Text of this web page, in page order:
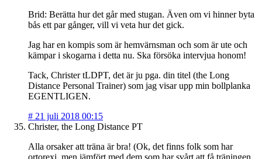
Brid: Berätta hur det går med stugan. Även om vi hinner byta
bås ett par gånger, vill vi veta hur det gick.
Jag har en kompis som är hemvärnsman och som är ute och
kämpar i skogarna i detta nu. Ska försöka intervjua honom!
Tack, Christer tLDPT, det är ju pga. din titel (the Long
Distance Personal Trainer) som jag visar upp min bollplanka
EGENTLIGEN.
# 21 juli 2018 00:15
Christer, the Long Distance PT
Alla orsaker att träna är bra! (Ok, det finns folk som har
ortorexi, men jämfört med dem som har svårt att få träningen